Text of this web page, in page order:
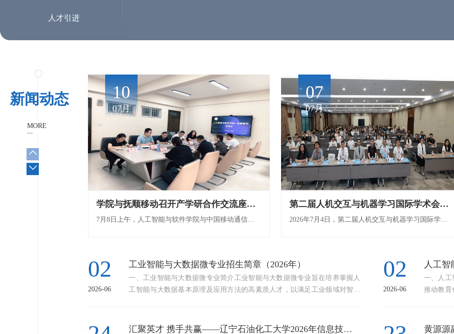
人才引进
新闻动态
MORE
23
04月
黄源源副教授来我院作学术报告
4月22日下午，成都信息工程大学黄源源副教授应邀到我校进行学术交流，并作题为《AI工具助力科研论文选题与论文写作》的学术报告。会议由人工智能与软件学院副院长石元博主持。报告中，黄源源副教授围绕AI时代科研范式变革、选题框架构建、文献综述优化、格式引用管理、伦理风险防控五大核心模块，结合实操案例分享了AI工具在科研全流程的实用技巧，并对人机协同的智能写作趋势进行了展望。针对师生普遍关注的AI科研伦理与风险问...
22
04月
人工智能与软件学院扎实开展 2026 年全国知识产权宣传周系列活动
为深入贯彻落实《关于开展 2026 年全国知识产权宣传周活动的通知》要求，进一步强化师生知识产权保护意识，营造尊重知识、崇尚创新、诚信守法的良好氛围，2026 年 4 月 22 日下午，人工智能与软件学院围绕 “加强新兴领域知识产权保护，加快新质生产力发展” 主题，开展了形式多样、内容丰富的知识产权宣传周系列活动。本次活动由学院主管科研副院长石元博主持，计算机科学与技术专业负责人王晓虹老师担任主讲。活动伊始，石元...
26
2026-03
人工智能与软件学院召开学生工作会议
为深入贯彻落实学校工作部署，明确学生工作方向，压实工作责任，3月26
日，学院学生工作办公室在学院214会议室召开学生工作专题会议。学院全体
方面重点任务，关于人才培养、学生管理服务等重点工作部署，要求全体学
06
2026-03
阳春三月
教职工的
起，详
凝心聚力谋发展 砥砺奋进开新局——人工智能与软件学院召开教职工暨工会会员大会
10
07月
学院与抚顺移动召开产学研合作交流座谈会
7月8日上午，人工智能与软件学院与中国移动通信集团辽宁有限公司抚顺分公司（以下简称“抚顺移动”）召开产学研合作交流座谈会，双方围绕党建联合共建、人才培养、技术落地、科研攻关、岗位实习等多个方面展开深度交流，共同探索校企协同发展的新路径。人工智能与软件学院党总支书记何川、院长赵强、党总支副书记胡文静，网络信息中心主任于辰云，抚顺移动望花分公司经理石亮、副经理秦鉴殊、高校支局长王丝雨、高校支局校园经...
07
07月
第二届人机交互与机器学习国际学术会议（HCIML 2026）在我校顺利召开
2026年7月4日，第二届人机交互与机器学习国际学术会议（HCIML 2026）在辽宁抚顺辽宁石油化工大学召开。本次会议由辽宁石油化工大学主办，辽宁石油化工大学人工智能与软件学院承办，沈阳-中国计算机学会提供支持。辽宁石油化工大学党委副书记曹江涛致欢迎辞，人工智能与软件学院院长赵强主持开幕式，副院长石元博主持主旨报告，副院长韩姝敏主持会议口头报告。曹江涛在致辞中指出，当前人机交互与机器学习的深度融合正持续重塑技...
02
2026-06
工业智能与大数据微专业招生简章（2026年）
一、工业智能与大数据微专业简介工业智能与大数据微专业旨在培养掌握人
工智能与大数据基本原理及应用方法的高素质人才，以满足工业领域对智能
历着深刻的变革，智能化、数字化、网络化成为发展的主流趋势。然而，传
02
2026-06
人工智
一、人工
推动教育
的创新意
汇聚英才 携手共赢——辽宁石油化工大学2026年信息技术类企业专场招聘会顺利举行 黄源源